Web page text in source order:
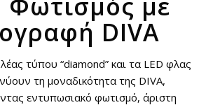
DIVA
τύπου “diamond” και τα LED φλας
τη μοναδικότητα της DIVA,
εντυπωσιακό φωτισμό, άριστη